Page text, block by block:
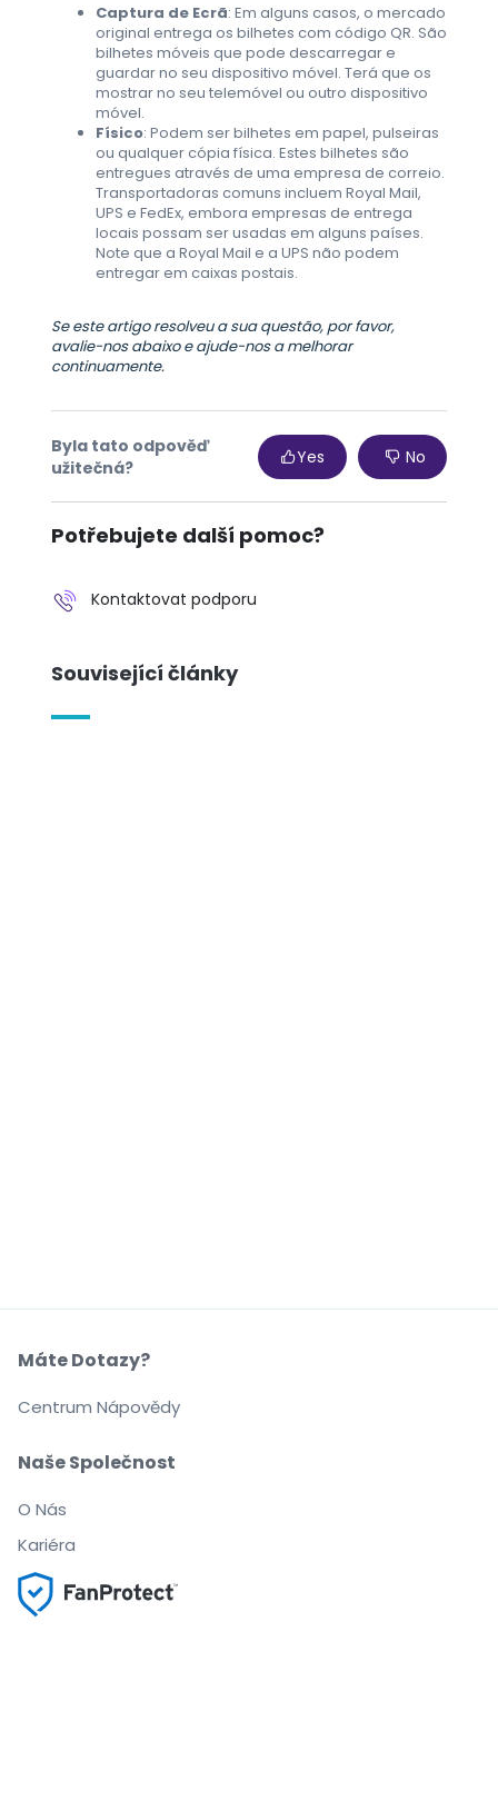
Captura de Ecrã: Em alguns casos, o mercado
original entrega os bilhetes com código QR. São
bilhetes móveis que pode descarregar e
guardar no seu dispositivo móvel. Terá que os
mostrar no seu telemóvel ou outro dispositivo
móvel.
Físico: Podem ser bilhetes em papel, pulseiras
ou qualquer cópia física. Estes bilhetes são
entregues através de uma empresa de correio.
Transportadoras comuns incluem Royal Mail,
UPS e FedEx, embora empresas de entrega
locais possam ser usadas em alguns países.
Note que a Royal Mail e a UPS não podem
entregar em caixas postais.
Se este artigo resolveu a sua questão, por favor,
avalie-nos abaixo e ajude-nos a melhorar
continuamente.
Byla tato odpověď
užitečná?
Yes No
Potřebujete další pomoc?
Kontaktovat podporu
Související články
Naše Společnost
O Nás
Kariéra
Máte Dotazy?
Centrum Nápovědy